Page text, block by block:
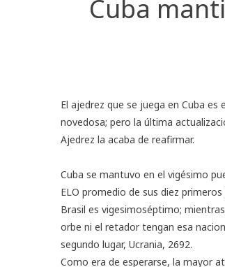
Cuba
El ajedrez que se juega en Cuba
novedosa; pero la última
Ajedrez la acaba de reafirmar.
Cuba se mantuvo en el vigésimo
ELO promedio de sus diez
Brasil es vigesimoséptimo;
orbe ni el retador tengan esa
segundo lugar, Ucrania, 2692.
Como era de esperarse, la mayor